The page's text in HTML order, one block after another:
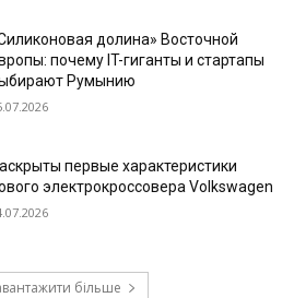
долина» Восточной
почему IT-гиганты и стартапы
Румынию
первые характеристики
электрокроссовера Volkswagen
більше